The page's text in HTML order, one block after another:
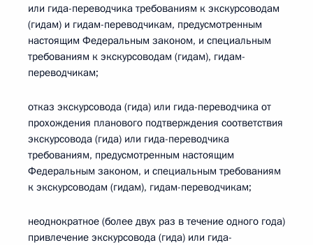
или гида-переводчика требованиям к экскурсоводам
(гидам) и гидам-переводчикам, предусмотренным
настоящим Федеральным законом, и специальным
требованиям к экскурсоводам (гидам), гидам-
переводчикам;
отказ экскурсовода (гида) или гида-переводчика от
прохождения планового подтверждения соответствия
экскурсовода (гида) или гида-переводчика
требованиям, предусмотренным настоящим
Федеральным законом, и специальным требованиям
к экскурсоводам (гидам), гидам-переводчикам;
неоднократное (более двух раз в течение одного года)
привлечение экскурсовода (гида) или гида-